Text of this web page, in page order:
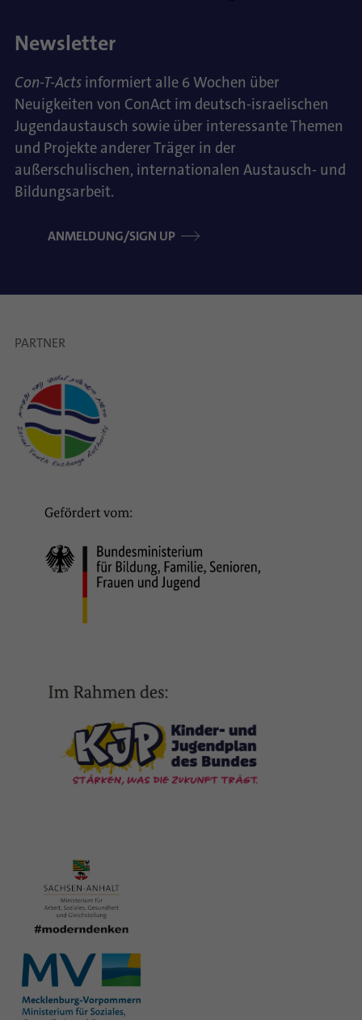
Newsletter
Con-T-Acts informiert alle 6 Wochen über
Neuigkeiten von ConAct im deutsch-israelischen
Jugendaustausch sowie über interessante Themen
und Projekte anderer Träger in der
außerschulischen, internationalen Austausch- und
Bildungsarbeit.
ANMELDUNG/SIGN UP
PARTNER